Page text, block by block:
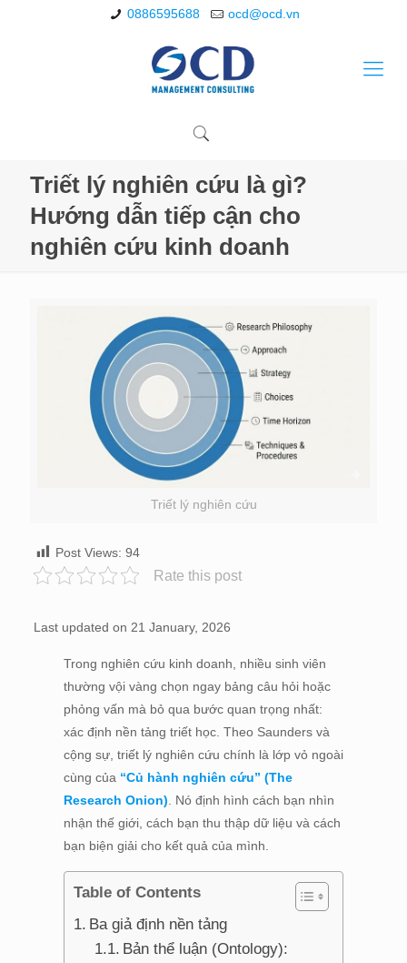
0886595688 ocd@ocd.vn
Triết lý nghiên cứu là gì?
Hướng dẫn tiếp cận cho
nghiên cứu kinh doanh
Triết lý nghiên cứu
Post Views: 94
Rate this post
Last updated on 21 January, 2026
Trong nghiên cứu kinh doanh, nhiều sinh viên
thường vội vàng chọn ngay bảng câu hỏi hoặc
phỏng vấn mà bỏ qua bước quan trọng nhất:
xác định nền tảng triết học. Theo Saunders và
cộng sự, triết lý nghiên cứu chính là lớp vỏ ngoài
cùng của “Củ hành nghiên cứu” (The
Research Onion) . Nó định hình cách bạn nhìn
nhận thế giới, cách bạn thu thập dữ liệu và cách
bạn biện giải cho kết quả của mình.
Table of Contents
Ba giả định nền tảng
Bản thể luận (Ontology):